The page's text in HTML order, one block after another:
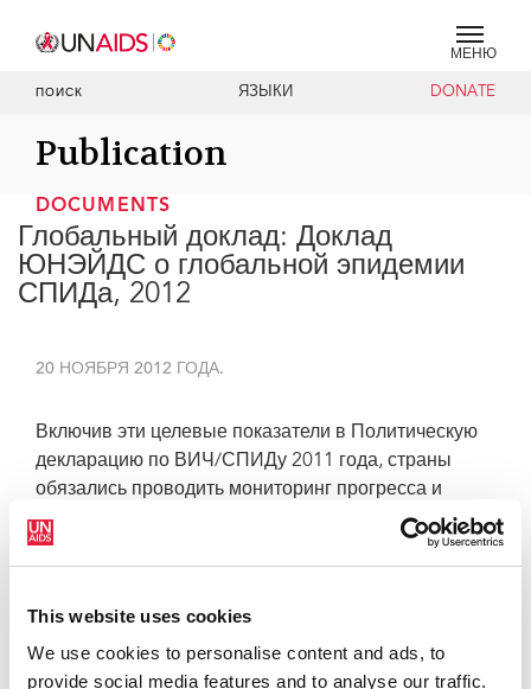
This website uses cookies
We use cookies to personalise content and ads, to
provide social media features and to analyse our traffic.
МЕНЮ
ПОИСК ЯЗЫКИ DONATE
Publication
DOCUMENTS
Глобальный доклад: Доклад
ЮНЭЙДС о глобальной эпидемии
СПИДа, 2012
20 НОЯБРЯ 2012 ГОДА.
Включив эти целевые показатели в Политическую
декларацию по ВИЧ/СПИДу 2011 года, страны
обязались проводить мониторинг прогресса и
проблем, с которыми они сталкиваются при
осуществлении национальных мер в ответ на
два года, ЮНЭЙДС совместно с партнерам